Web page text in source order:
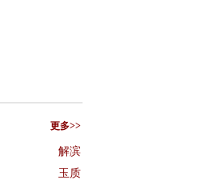
更多>>
解滨
玉质